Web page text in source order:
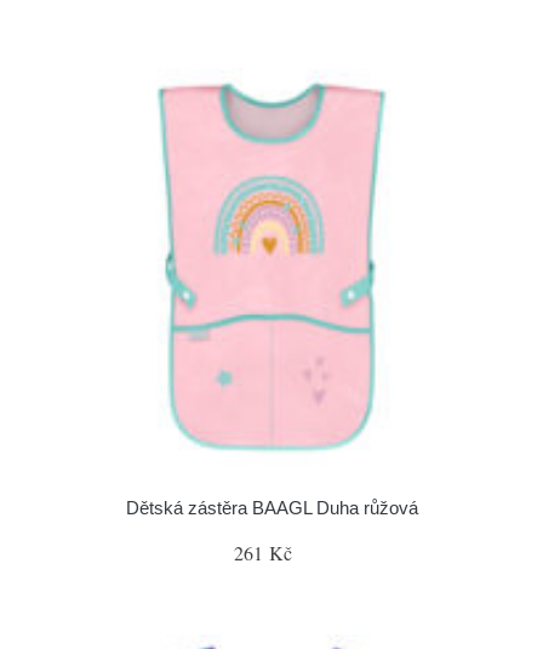
Dětská zástěra BAAGL Duha růžová
261 Kč